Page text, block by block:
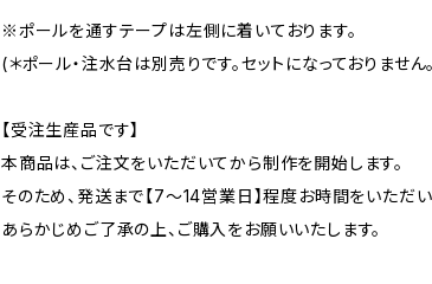
※ポールを通すテープは左側に着いております。
(＊ポール・注水台は別売りです。セットになっておりません
【受注生産品です】
本商品は、ご注文をいただいてから制作を開始します。
そのため、発送まで【7〜14営業日】程度お時間をいただい
あらかじめご了承の上、ご購入をお願いいたします。